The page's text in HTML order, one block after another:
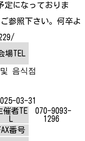
定になっておりま
参照下さい。何卒よ
場TEL
음식점
03-31
催者TE
070-9093-
1296
番号